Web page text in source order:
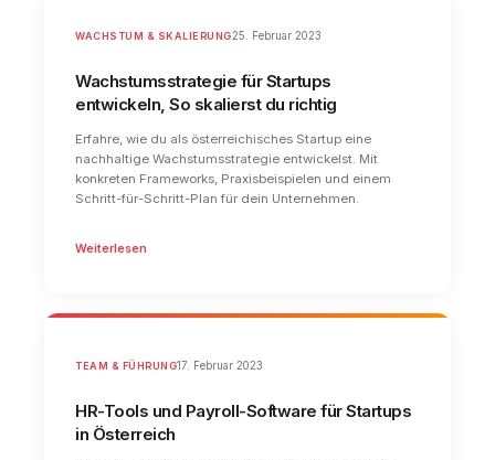
WACHSTUM & SKALIERUNG25. Februar 2023
Wachstumsstrategie für Startups
entwickeln, So skalierst du richtig
Erfahre, wie du als österreichisches Startup eine
nachhaltige Wachstumsstrategie entwickelst. Mit
konkreten Frameworks, Praxisbeispielen und einem
Schritt-für-Schritt-Plan für dein Unternehmen.
Weiterlesen
TEAM & FÜHRUNG17. Februar 2023
HR-Tools und Payroll-Software für Startups
in Österreich